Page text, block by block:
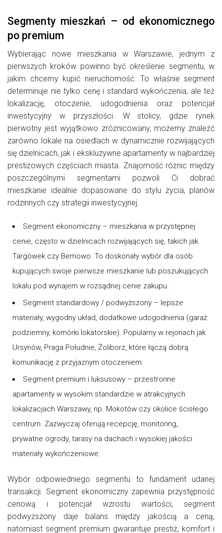
Segmenty mieszkań – od ekonomicznego
po premium
Wybierając nowe mieszkania w Warszawie, jednym z
pierwszych kroków powinno być określenie segmentu, w
jakim chcemy kupić nieruchomość. To właśnie segment
determinuje nie tylko cenę i standard wykończenia, ale też
lokalizację, otoczenie, udogodnienia oraz potencjał
inwestycyjny w przyszłości. W stolicy, gdzie rynek
pierwotny jest wyjątkowo zróżnicowany, możemy znaleźć
zarówno lokale na osiedlach w dynamicznie rozwijających
się dzielnicach, jak i ekskluzywne apartamenty w najbardziej
prestiżowych częściach miasta. Znajomość różnic między
poszczególnymi segmentami pozwoli Ci dobrać
mieszkanie idealnie dopasowane do stylu życia, planów
rodzinnych czy strategii inwestycyjnej.
Segment ekonomiczny – mieszkania w przystępnej
cenie, często w dzielnicach rozwijających się, takich jak
Targówek czy Bemowo. To doskonały wybór dla osób
kupujących swoje pierwsze mieszkanie lub poszukujących
lokalu pod wynajem w rozsądnej cenie zakupu.
Segment standardowy / podwyższony – lepsze
materiały, wygodny układ, dodatkowe udogodnienia (garaż
podziemny, komórki lokatorskie). Popularny w rejonach jak
Ursynów, Praga Południe, Żoliborz, które łączą dobrą
komunikację z przyjaznym otoczeniem.
Segment premium i luksusowy – przestronne
apartamenty w wysokim standardzie w atrakcyjnych
lokalizacjach Warszawy, np. Mokotów czy okolice ścisłego
centrum. Zazwyczaj oferują recepcję, monitoring,
prywatne ogrody, tarasy na dachach i wysokiej jakości
materiały wykończeniowe.
Wybór odpowiedniego segmentu to fundament udanej
transakcji. Segment ekonomiczny zapewnia przystępność
cenową i potencjał wzrostu wartości, segment
podwyższony daje balans między jakością a ceną,
natomiast segment premium gwarantuje prestiż, komfort i